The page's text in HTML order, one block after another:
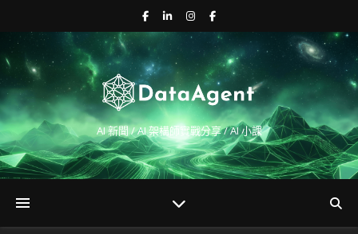
AI 新聞 / AI 架構師實戰分享 / AI 小課